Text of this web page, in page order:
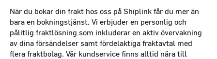
När du bokar din frakt hos oss på Shiplink får du mer än
bara en bokningstjänst. Vi erbjuder en personlig och
pålitlig fraktlösning som inkluderar en aktiv övervakning
av dina försändelser samt fördelaktiga fraktavtal med
flera fraktbolag. Vår kundservice finns alltid nära till